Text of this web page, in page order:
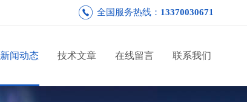
全国服务热线： 13370030671
新闻动态 技术文章 在线留言 联系我们